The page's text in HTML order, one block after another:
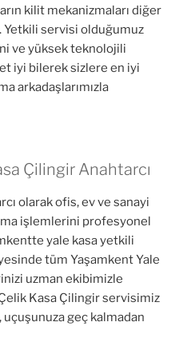
kilit mekanizmaları diğer
Yetkili servisi olduğumuz
ve yüksek teknolojili
iyi bilerek sizlere en iyi
arkadaşlarımızla
Çilingir Anahtarcı
olarak ofis, ev ve sanayi
işlemlerini profesyonel
yale kasa yetkili
tüm Yaşamkent Yale
uzman ekibimizle
Kasa Çilingir servisimiz
geç kalmadan